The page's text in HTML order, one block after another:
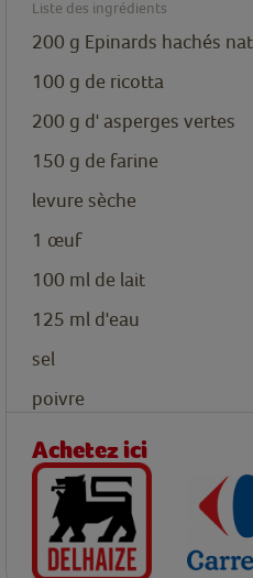
Liste des ingrédients
200 g Epinards hachés
100 g de ricotta
200 g d' asperges vertes
150 g de farine
levure sèche
1 œuf
100 ml de lait
125 ml d'eau
sel
poivre
Achetez ici